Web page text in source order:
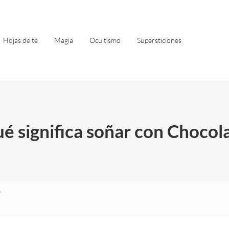
Hojas de té Magia Ocultismo Supersticiones
significa soñar con